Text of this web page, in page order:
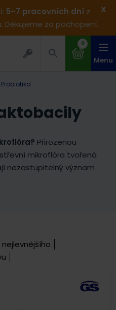
5–7 pracovních dní z
Děkujeme za pochopení.
x
0
Menu
Probiotika
Přirozenou
mikroflóra tvořená
nezastupitelný význam
nejlevnějšího